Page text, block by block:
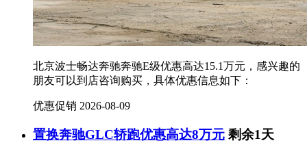
北京波士畅达奔驰奔驰E级优惠高达15.1万元，感兴趣的
朋友可以到店咨询购买，具体优惠信息如下：
优惠促销 2026-08-09
置换奔驰GLC轿跑优惠高达8万元 剩余1天